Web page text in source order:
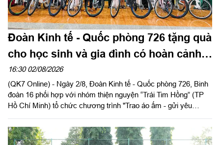
Đoàn Kinh tế - Quốc phòng 726 tặng quà
cho học sinh và gia đình có hoàn cảnh
khó khăn
16:30 02/08/2026
(QK7 Online) - Ngày 2/8, Đoàn Kinh tế - Quốc phòng 726, Binh
đoàn 16 phối hợp với nhóm thiện nguyện “Trái Tim Hồng” (TP
Hồ Chí Minh) tổ chức chương trình "Trao áo ấm - gửi yêu
các gia đình có hoàn cảnh khó khăn trên địa bàn hai xã Tuy
Đức và Quảng Trực, tỉnh Lâm Đồng.